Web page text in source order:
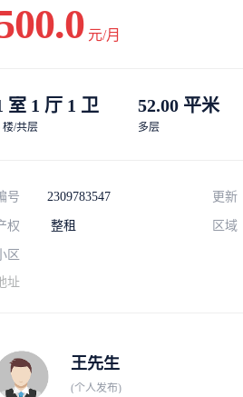
元/月
室 1 厅 1 卫
楼/共层
52.00 平米
多层
号 2309783547 更新
权 整租 区域
区
址
王先生
(个人发布)